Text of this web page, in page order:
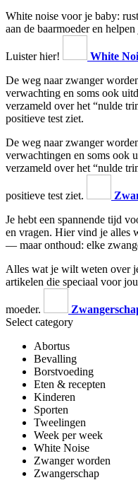
White noise voor je baby:
aan de baarmoeder en
Luister hier!
White
De weg naar zwanger
verwachting en soms ook
verzameld over het “nulde
positieve test ziet.
De weg naar zwanger
verwachtingen en soms ook
verzameld over het “nulde
positieve test ziet.
Je hebt een spannende tijd
en vragen. Hier vind je alles
— maar onthoud: elke
Alles wat je wilt weten over
artikelen die speciaal voor
moeder.
Select category
Abortus
Bevalling
Borstvoeding
Eten & recepten
Kinderen
Sporten
Tweelingen
Week per week
White Noise
Zwanger worden
Zwangerschap